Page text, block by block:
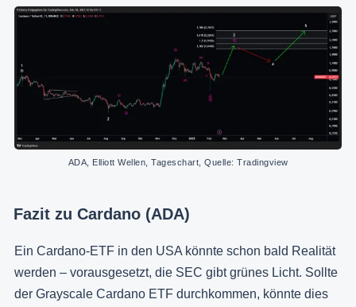
ADA, Elliott Wellen, Tageschart, Quelle: Tradingview
Fazit zu Cardano (ADA)
Ein Cardano-ETF in den USA könnte schon bald Realität
werden – vorausgesetzt, die SEC gibt grünes Licht. Sollte
der Grayscale Cardano ETF durchkommen, könnte dies